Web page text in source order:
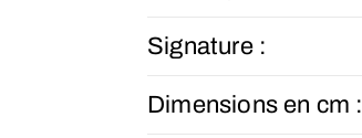
Signature :
Dimensions en cm :